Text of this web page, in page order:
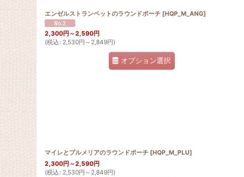
エンゼルストランペットのラウンドポーチ [HQP_M_ANG]
2,300円 ～2,590円
(税込 : 2,530円 ～2,849円)
オプション選択
マイレとプルメリアのラウンドポーチ [HQP_M_PLU]
2,300円 ～2,590円
(税込 : 2,530円 ～2,849円)